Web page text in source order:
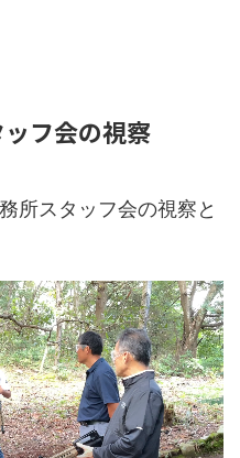
フ会の視察
所スタッフ会の視察と